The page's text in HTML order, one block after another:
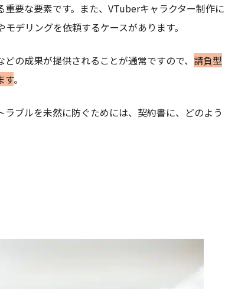
要な要素です。また、VTuberキャラクター制作に
デリングを依頼するケースがあります。
の成果が提供されることが通常ですので、 請負型
す。
ブルを未然に防ぐためには、契約書に、どのよう